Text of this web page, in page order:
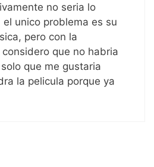
no seria lo
unico problema es su
pero con la
que no habria
que me gustaria
la pelicula porque ya